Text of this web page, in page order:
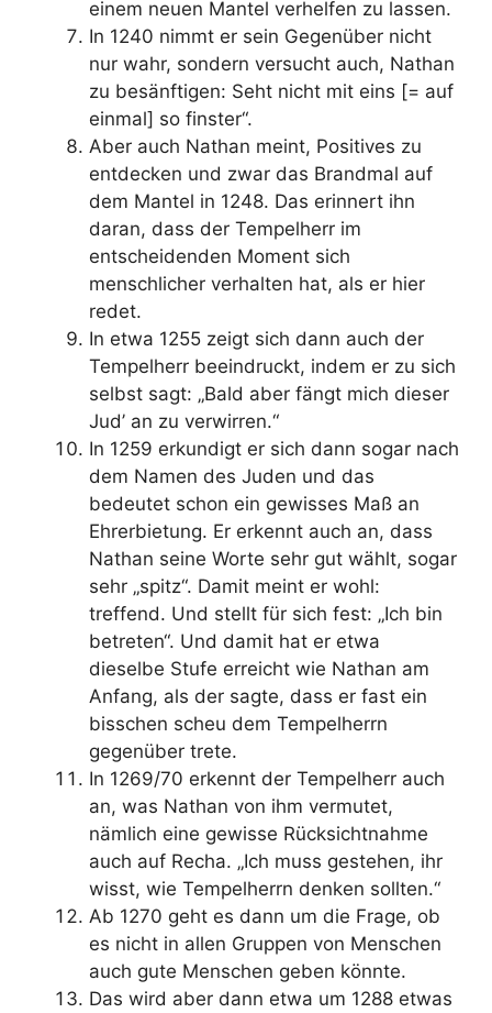
einem neuen Mantel verhelfen zu lassen.
In 1240 nimmt er sein Gegenüber nicht
nur wahr, sondern versucht auch, Nathan
zu besänftigen: Seht nicht mit eins [= auf
einmal] so finster“.
Aber auch Nathan meint, Positives zu
entdecken und zwar das Brandmal auf
dem Mantel in 1248. Das erinnert ihn
daran, dass der Tempelherr im
entscheidenden Moment sich
menschlicher verhalten hat, als er hier
redet.
In etwa 1255 zeigt sich dann auch der
Tempelherr beeindruckt, indem er zu sich
selbst sagt: „Bald aber fängt mich dieser
Jud’ an zu verwirren.“
In 1259 erkundigt er sich dann sogar nach
dem Namen des Juden und das
bedeutet schon ein gewisses Maß an
Ehrerbietung. Er erkennt auch an, dass
Nathan seine Worte sehr gut wählt, sogar
sehr „spitz“. Damit meint er wohl:
treffend. Und stellt für sich fest: „Ich bin
betreten“. Und damit hat er etwa
dieselbe Stufe erreicht wie Nathan am
Anfang, als der sagte, dass er fast ein
bisschen scheu dem Tempelherrn
gegenüber trete.
In 1269/70 erkennt der Tempelherr auch
an, was Nathan von ihm vermutet,
nämlich eine gewisse Rücksichtnahme
auch auf Recha. „Ich muss gestehen, ihr
wisst, wie Tempelherrn denken sollten.“
Ab 1270 geht es dann um die Frage, ob
es nicht in allen Gruppen von Menschen
auch gute Menschen geben könnte.
Das wird aber dann etwa um 1288 etwas